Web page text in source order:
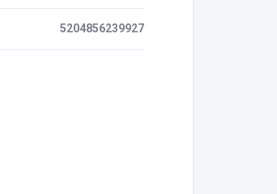
5204856239927